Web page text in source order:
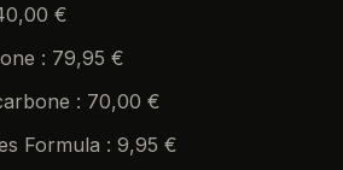
€
: 79,95 €
: 70,00 €
Formula : 9,95 €